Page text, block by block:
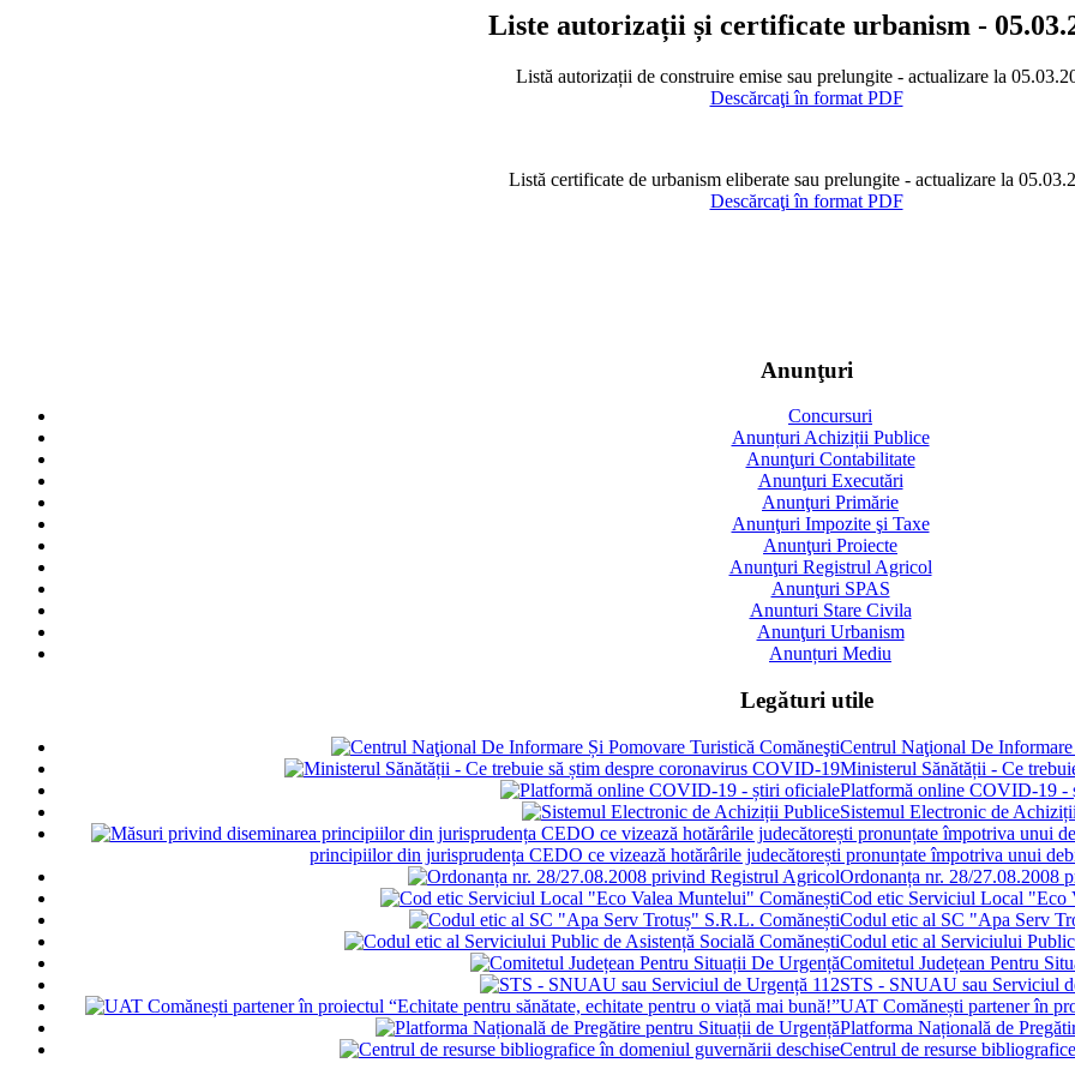
Liste autorizații și certificate urbanism -
Listă autorizații de construire emise sau prelungite - actualizare la
Descărcaţi în format PDF
Listă certificate de urbanism eliberate sau prelungite - actualizare la
Descărcaţi în format PDF
Anunţuri
Concursuri
Anunțuri Achiziții Publice
Anunţuri Contabilitate
Anunţuri Executări
Anunţuri Primărie
Anunţuri Impozite şi Taxe
Anunţuri Proiecte
Anunţuri Registrul Agricol
Anunţuri SPAS
Anunturi Stare Civila
Anunţuri Urbanism
Anunțuri Mediu
Legături utile
Centrul Naţional De
Ministerul Sănătății - Ce
Platformă online COVID-19 -
Sistemul Electronic de
principiilor din jurisprudența CEDO ce vizează hotărârile judecătorești pronunțate împotriva unui
Ordonanța nr. 28/27.08.2008
Cod etic Serviciul Local "Eco
Codul etic al SC "Apa Serv
Codul etic al Serviciului
Comitetul Județean Pentru
STS - SNUAU sau Serviciul
UAT Comănești partener în
Platforma Națională de
Centrul de resurse